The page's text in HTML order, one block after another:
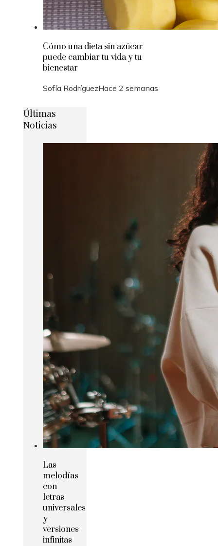
Cómo una dieta sin azúcar
puede cambiar tu vida y tu
bienestar
Sofía RodríguezHace 2 semanas
Últimas
Noticias
Las
melodías
con
letras
universales
y
versiones
infinitas